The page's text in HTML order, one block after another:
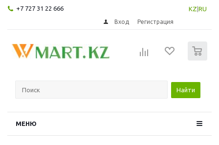
+7 727 31 22 666 KZ RU
Вход Регистрация
Найти
МЕНЮ